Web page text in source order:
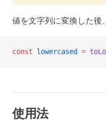
値を文字列に変換した後
const lowercased =
使用法